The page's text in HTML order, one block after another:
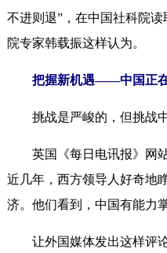
不进则退”，在中国社科院
院专家韩载振这样认为。
把握新机遇——中国正在
挑战是严峻的，但挑战中
英国《每日电讯报》网站
近几年，西方领导人好奇地
济。他们看到，中国有能力
让外国媒体发出这样评论